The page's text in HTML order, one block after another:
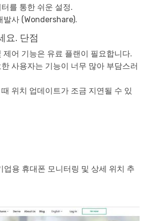
를 통한 쉬운 설정.
사 (Wondershare).
요. 단점
어 기능은 유료 플랜이 필요합니다.
사용자는 기능이 너무 많아 부담스러
위치 업데이트가 조금 지연될 수 있
업용 휴대폰 모니터링 및 상세 위치 추